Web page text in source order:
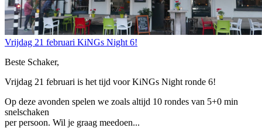
Vrijdag 21 februari KiNGs Night 6!
Beste Schaker,
Vrijdag 21 februari is het tijd voor KiNGs Night ronde 6!
Op deze avonden spelen we zoals altijd 10 rondes van 5+0 min
snelschaken
per persoon. Wil je graag meedoen...